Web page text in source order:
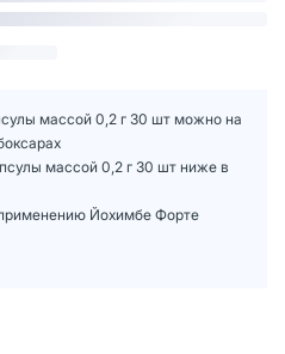
массой 0,2 г 30 шт можно на
массой 0,2 г 30 шт ниже в
Йохимбе Форте